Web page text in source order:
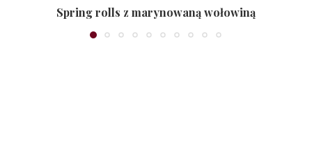
Spring rolls z marynowaną wołowiną